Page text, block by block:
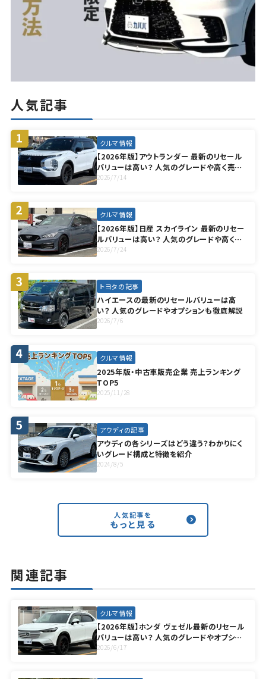
人気記事
クルマ情報
【2026年版】アウトランダー 最新のリセール
バリューは高い？ 人気のグレードや高く売却
する方法も徹底解説
2026/7/14
クルマ情報
【2026年版】日産 スカイライン 最新のリセー
ルバリューは高い？ 人気のグレードや高く売
却する方法も徹底解説
2026/7/24
トヨタの記事
ハイエースの最新のリセールバリューは高
い？ 人気のグレードやオプションも徹底解説
2026/7/6
クルマ情報
2025年版・中古車販売企業 売上ランキング
TOP5
2025/11/28
アウディの記事
アウディの各シリーズはどう違う？わかりにく
いグレード構成と特徴を紹介
2024/8/5
人気記事を
もっと見る
関連記事
クルマ情報
【2026年版】ホンダ ヴェゼル最新のリセール
バリューは高い？ 人気のグレードやオプショ
ンも徹底解説
2026/6/17